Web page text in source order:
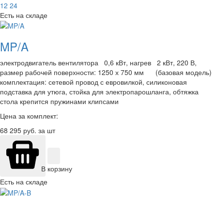
12 24
Есть на складе
MP/A
электродвигатель вентилятора 0,6 кВт, нагрев 2 кВт, 220 В,
размер рабочей поверхности: 1250 х 750 мм (базовая модель)
комплектация: сетевой провод с евровилкой, силиконовая
подставка для утюга, стойка для электропарошланга, обтяжка
стола крепится пружинами клипсами
Цена за комплект:
68 295 руб. за шт
В корзину
Есть на складе